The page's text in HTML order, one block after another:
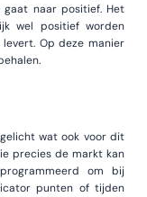
naar positief. Het
wel positief worden
Op deze manier
wat ook voor dit
precies de markt kan
om bij
punten of tijden